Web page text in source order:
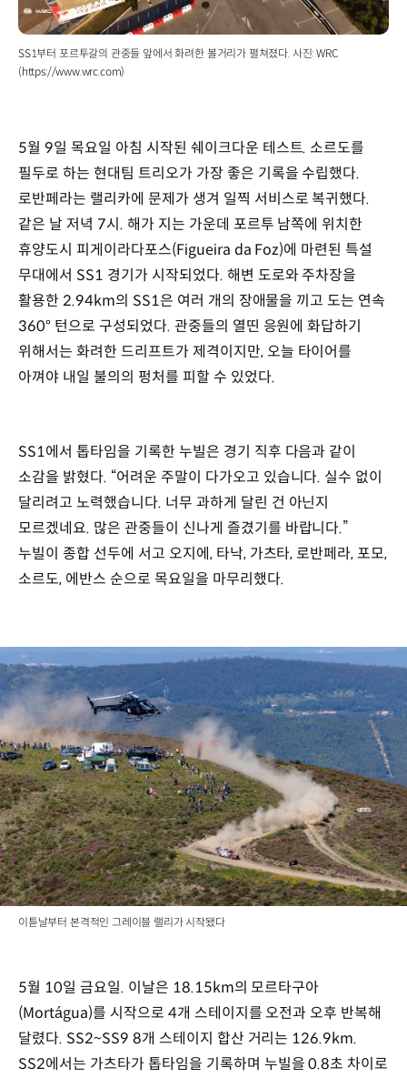
SS1부터 포르투갈의 관중들 앞에서 화려한 볼거리가 펼쳐졌다. 사진: WRC
(https://www.wrc.com)
5월 9일 목요일 아침 시작된 쉐이크다운 테스트. 소르도를
필두로 하는 현대팀 트리오가 가장 좋은 기록을 수립했다.
로반페라는 랠리카에 문제가 생겨 일찍 서비스로 복귀했다.
같은 날 저녁 7시. 해가 지는 가운데 포르투 남쪽에 위치한
휴양도시 피게이라다포스(Figueira da Foz)에 마련된 특설
무대에서 SS1 경기가 시작되었다. 해변 도로와 주차장을
활용한 2.94km의 SS1은 여러 개의 장애물을 끼고 도는 연속
360° 턴으로 구성되었다. 관중들의 열띤 응원에 화답하기
위해서는 화려한 드리프트가 제격이지만, 오늘 타이어를
아껴야 내일 불의의 펑처를 피할 수 있었다.
SS1에서 톱타임을 기록한 누빌은 경기 직후 다음과 같이
소감을 밝혔다. “어려운 주말이 다가오고 있습니다. 실수 없이
달리려고 노력했습니다. 너무 과하게 달린 건 아닌지
모르겠네요. 많은 관중들이 신나게 즐겼기를 바랍니다.”
누빌이 종합 선두에 서고 오지에, 타낙, 가츠타, 로반페라, 포모,
소르도, 에반스 순으로 목요일을 마무리했다.
이튿날부터 본격적인 그레이블 랠리가 시작됐다
5월 10일 금요일. 이날은 18.15km의 모르타구아
(Mortágua)를 시작으로 4개 스테이지를 오전과 오후 반복해
달렸다. SS2~SS9 8개 스테이지 합산 거리는 126.9km.
SS2에서는 가츠타가 톱타임을 기록하며 누빌을 0.8초 차이로